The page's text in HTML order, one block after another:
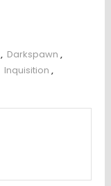
, Darkspawn ,
Inquisition ,